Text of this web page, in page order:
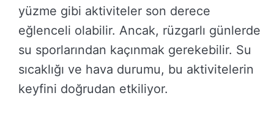
yüzme gibi aktiviteler son derece
eğlenceli olabilir. Ancak, rüzgarlı günlerde
su sporlarından kaçınmak gerekebilir. Su
sıcaklığı ve hava durumu, bu aktivitelerin
keyfini doğrudan etkiliyor.